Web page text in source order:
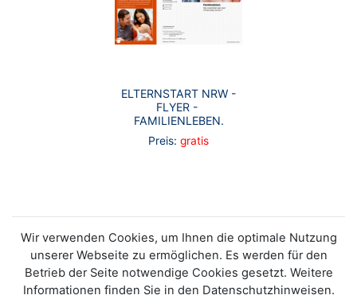
ELTERNSTART NRW -
FLYER - ​
FAMILIENLEBEN.
Preis: gratis
Wir verwenden Cookies, um Ihnen die optimale Nutzung
unserer Webseite zu ermöglichen. Es werden für den
Betrieb der Seite notwendige Cookies gesetzt. Weitere
Informationen finden Sie in den Datenschutzhinweisen.